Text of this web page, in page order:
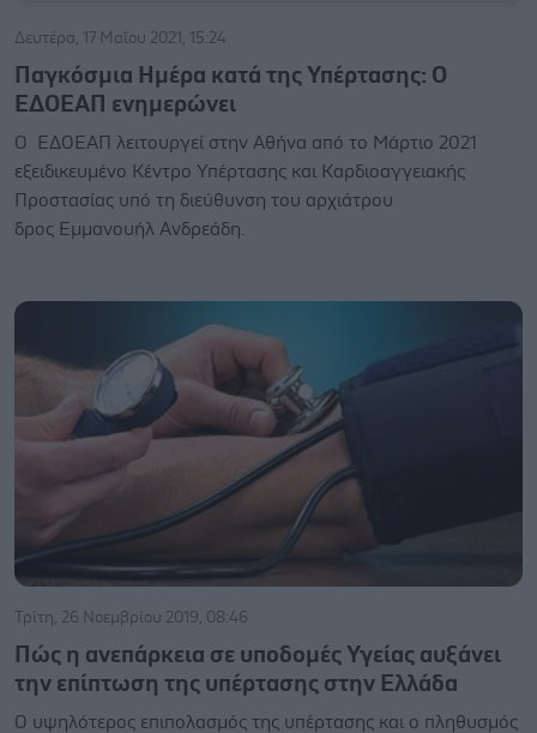
Δευτέρα, 17 Μαΐου 2021, 15:24
Παγκόσμια Ημέρα κατά της Υπέρτασης: Ο
ΕΔΟΕΑΠ ενημερώνει
Ο ΕΔΟΕΑΠ λειτουργεί στην Αθήνα από το Μάρτιο 2021
εξειδικευμένο Κέντρο Υπέρτασης και Καρδιοαγγειακής
Προστασίας υπό τη διεύθυνση του αρχιάτρου
δρος Εμμανουήλ Ανδρεάδη.
Τρίτη, 26 Νοεμβρίου 2019, 08:46
Πώς η ανεπάρκεια σε υποδομές Υγείας αυξάνει
την επίπτωση της υπέρτασης στην Ελλάδα
Ο υψηλότερος επιπολασμός της υπέρτασης και ο πληθυσμός